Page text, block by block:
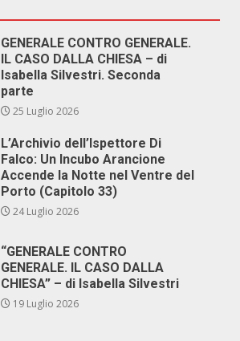
GENERALE CONTRO GENERALE.
IL CASO DALLA CHIESA – di
Isabella Silvestri. Seconda
parte
25 Luglio 2026
L’Archivio dell’Ispettore Di
Falco: Un Incubo Arancione
Accende la Notte nel Ventre del
Porto (Capitolo 33)
24 Luglio 2026
“GENERALE CONTRO
GENERALE. IL CASO DALLA
CHIESA” – di Isabella Silvestri
19 Luglio 2026